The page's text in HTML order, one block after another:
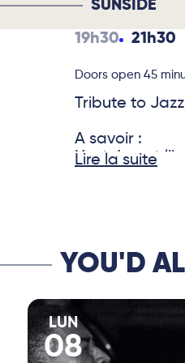
SUNSIDE
19h30 21h30
Doors open 45
Tribute to
A savoir :
L’entrée est
Lire la suite
YOU'D
LUN
08